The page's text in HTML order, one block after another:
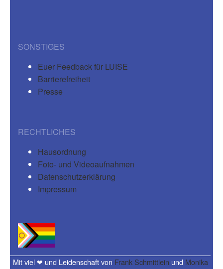
SONSTIGES
Euer Feedback für LUISE
Barrierefreiheit
Presse
RECHTLICHES
Hausordnung
Foto- und Videoaufnahmen
Datenschutzerklärung
Impressum
Mit viel ❤ und Leidenschaft von Frank Schmittlein und Monika